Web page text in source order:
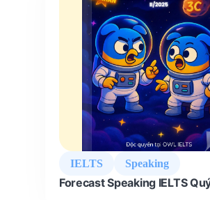
IELTS Speaking
Forecast Speaking IELTS